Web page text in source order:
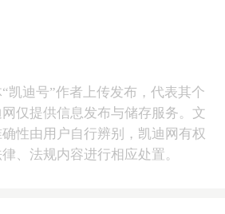
凯迪号”作者上传发布，代表其个
仅提供信息发布与储存服务。文
性由用户自行辨别，凯迪网有权
、法规内容进行相应处置。